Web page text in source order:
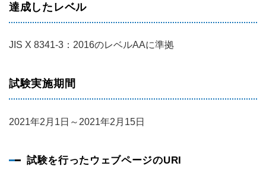
達成したレベル
JIS X 8341-3：2016のレベルAAに準拠
試験実施期間
2021年2月1日～2021年2月15日
試験を行ったウェブページのURI